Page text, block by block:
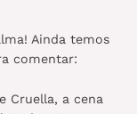
Ainda temos
comentar:
Cruella, a cena